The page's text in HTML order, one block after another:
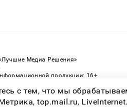
Медиа Решения»
продукции: 16+
от 02.06.2021
возможно только при
с тем, что мы
top.mail.ru, LiveInternet.